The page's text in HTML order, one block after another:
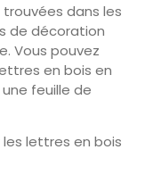
dans les
de décoration
Vous pouvez
en bois en
feuille de
lettres en bois